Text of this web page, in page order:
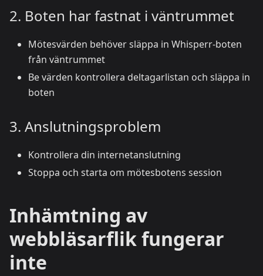
2. Boten har fastnat i väntrummet
Mötesvärden behöver släppa in Whisperr-boten
från väntrummet
Be värden kontrollera deltagarlistan och släppa in
boten
3. Anslutningsproblem
Kontrollera din internetanslutning
Stoppa och starta om mötesbotens session
Inhämtning av
webbläsarflik fungerar
inte